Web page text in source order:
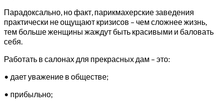
Парадоксально, но факт, парикмахерские заведения
практически не ощущают кризисов – чем сложнее жизнь,
тем больше женщины жаждут быть красивыми и баловать
себя.
Работать в салонах для прекрасных дам – это:
• дает уважение в обществе;
• прибыльно;